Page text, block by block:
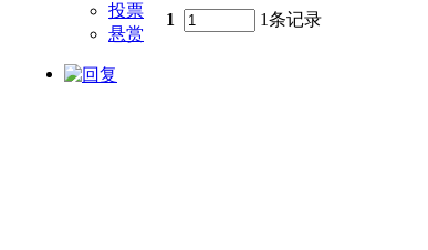
投票
悬赏
1 1条记录